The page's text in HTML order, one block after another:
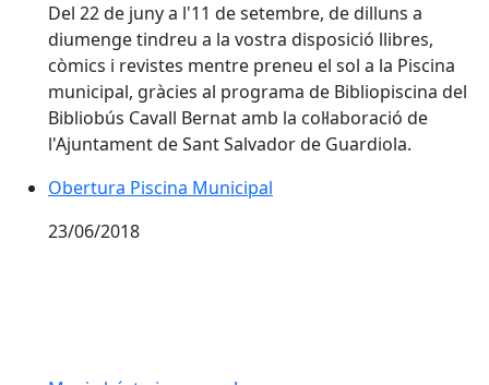
Del 22 de juny a l'11 de setembre, de dilluns a
diumenge tindreu a la vostra disposició llibres,
còmics i revistes mentre preneu el sol a la Piscina
municipal, gràcies al programa de Bibliopiscina del
Bibliobús Cavall Bernat amb la col·laboració de
l'Ajuntament de Sant Salvador de Guardiola.
Obertura Piscina Municipal
23/06/2018